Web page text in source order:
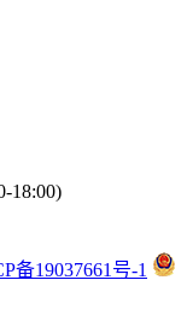
18:00)
备19037661号-1